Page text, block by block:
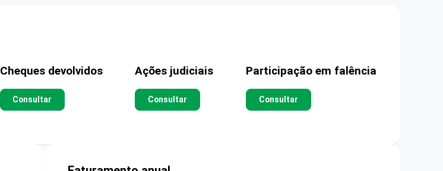
Cheques devolvidos
Consultar
Ações judiciais
Consultar
Participação em falência
Consultar